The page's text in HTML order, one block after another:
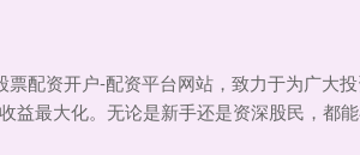
配资开户-配资平台网站，致力于为广大
最大化。无论是新手还是资深股民，都